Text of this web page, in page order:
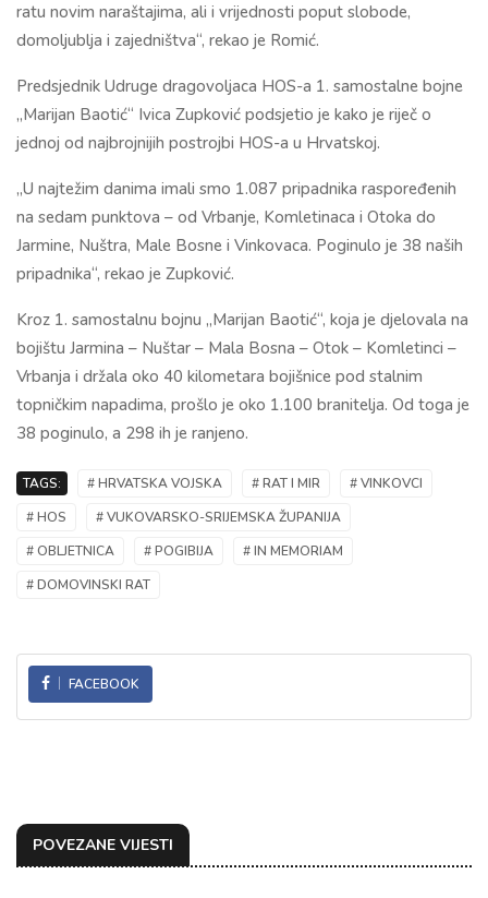
ratu novim naraštajima, ali i vrijednosti poput slobode,
domoljublja i zajedništva“, rekao je Romić.
Predsjednik Udruge dragovoljaca HOS-a 1. samostalne bojne
„Marijan Baotić“ Ivica Zupković podsjetio je kako je riječ o
jednoj od najbrojnijih postrojbi HOS-a u Hrvatskoj.
„U najtežim danima imali smo 1.087 pripadnika raspoređenih
na sedam punktova – od Vrbanje, Komletinaca i Otoka do
Jarmine, Nuštra, Male Bosne i Vinkovaca. Poginulo je 38 naših
pripadnika“, rekao je Zupković.
Kroz 1. samostalnu bojnu „Marijan Baotić“, koja je djelovala na
bojištu Jarmina – Nuštar – Mala Bosna – Otok – Komletinci –
Vrbanja i držala oko 40 kilometara bojišnice pod stalnim
topničkim napadima, prošlo je oko 1.100 branitelja. Od toga je
38 poginulo, a 298 ih je ranjeno.
TAGS: # HRVATSKA VOJSKA # RAT I MIR
# VINKOVCI
# HOS
# VUKOVARSKO-SRIJEMSKA ŽUPANIJA
# OBLJETNICA
# POGIBIJA
# IN MEMORIAM
# DOMOVINSKI RAT
FACEBOOK
POVEZANE VIJESTI